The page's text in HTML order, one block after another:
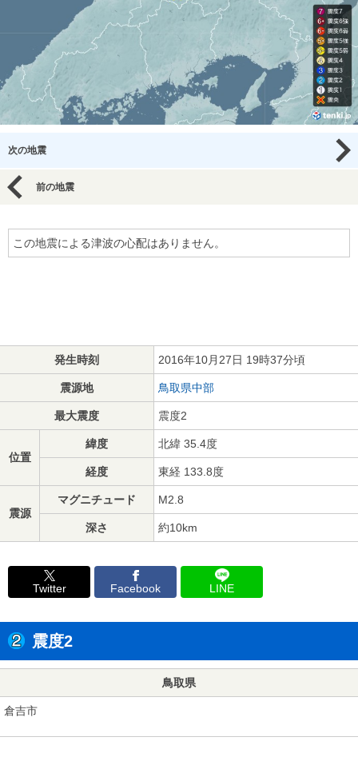
次の地震
前の地震
この地震による津波の心配はありません。
発生時刻 2016年10月27日 19時37分頃
震源地 鳥取県中部
最大震度 震度2
位置
緯度 北緯 35.4度
経度 東経 133.8度
震源
マグニチュード M2.8
深さ 約10km
Twitter Facebook LINE
震度2
鳥取県
倉吉市